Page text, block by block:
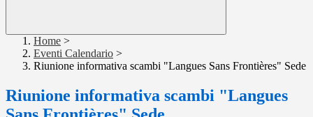
Home >
Eventi Calendario >
Riunione informativa scambi "Langues Sans Frontières" Sede
Riunione informativa scambi "Langues